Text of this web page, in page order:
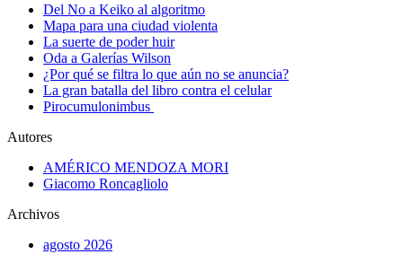
Del No a Keiko al algoritmo
Mapa para una ciudad violenta
La suerte de poder huir
Oda a Galerías Wilson
¿Por qué se filtra lo que aún no se anuncia?
La gran batalla del libro contra el celular
Pirocumulonimbus
Autores
AMÉRICO MENDOZA MORI
Giacomo Roncagliolo
Archivos
agosto 2026